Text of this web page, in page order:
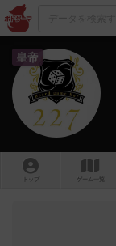
皇帝
トップ ゲーム一覧